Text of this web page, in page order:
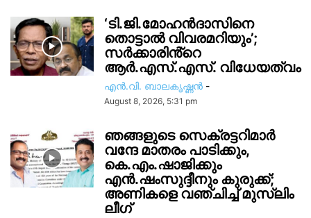
‘ടി.ജി.മോഹൻദാസിനെ
തൊട്ടാൽ വിവരമറിയും’;
സര്‍ക്കാരിൻ്റെ
ആർ.എസ്.എസ്. വിധേയത്വം
എൻ.വി. ബാലകൃഷ്ണൻ -
August 8, 2026, 5:31 pm
ഞങ്ങളുടെ സെക്രട്ടറിമാർ
വന്ദേ മാതരം പാടിക്കും,
കെ.എം.ഷാജിക്കും
എൻ.ഷംസുദ്ദീനും കുരുക്ക്;
അണികളെ വഞ്ചിച്ച് മുസ്ലിം
ലീഗ്